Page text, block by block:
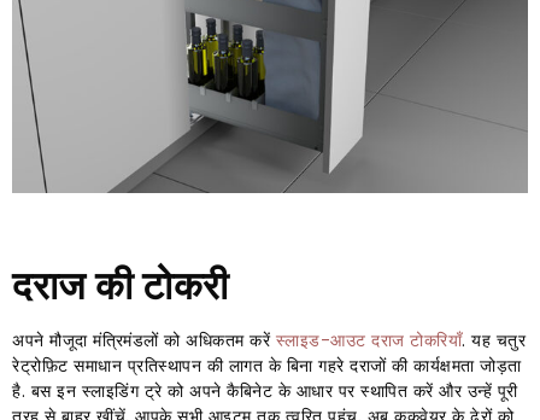
दराज की टोकरी
अपने मौजूदा मंत्रिमंडलों को अधिकतम करेंस्लाइड-आउट दराज टोकरियाँ. यह चतुर
रेट्रोफ़िट समाधान प्रतिस्थापन की लागत के बिना गहरे दराजों की कार्यक्षमता जोड़ता
है. बस इन स्लाइडिंग ट्रे को अपने कैबिनेट के आधार पर स्थापित करें और उन्हें पूरी